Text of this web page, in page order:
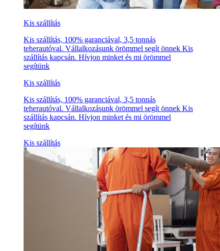
Kis szállítás
Kis szállítás, 100% garanciával, 3,5 tonnás
teherautóval. Vállalkozásunk örömmel segít önnek Kis
szállítás kapcsán. Hívjon minket és mi örömmel
segítünk
Kis szállítás
Kis szállítás, 100% garanciával, 3,5 tonnás
teherautóval. Vállalkozásunk örömmel segít önnek Kis
szállítás kapcsán. Hívjon minket és mi örömmel
segítünk
Kis szállítás